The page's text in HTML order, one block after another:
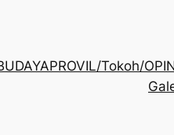
PROVIL/Tokoh/